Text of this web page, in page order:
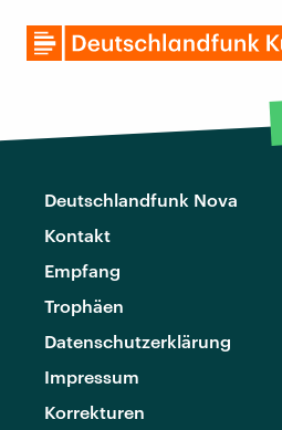
Deutschlandfunk Nova
Kontakt
Empfang
Trophäen
Datenschutzerklärung
Impressum
Korrekturen